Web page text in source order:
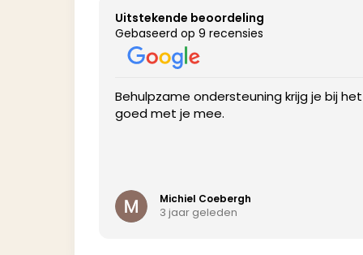
Uitstekende beoordeling
Gebaseerd op 9 recensies
Behulpzame ondersteuning krijg je bij
goed met je mee.
Michiel Coebergh
3 jaar geleden